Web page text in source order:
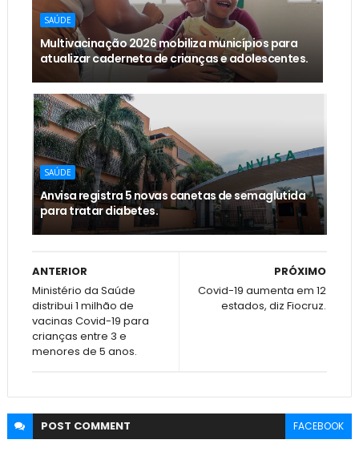
SAÚDE
Multivacinação 2026 mobiliza municípios para
atualizar caderneta de crianças e adolescentes.
SAÚDE
Anvisa registra 5 novas canetas de semaglutida
para tratar diabetes.
PRÓXIMO
Covid-19 aumenta em 12
estados, diz Fiocruz.
ANTERIOR
Ministério da Saúde
distribui 1 milhão de
vacinas Covid-19 para
crianças entre 3 e
menores de 5 anos.
POST COMMENT FACEBOOK